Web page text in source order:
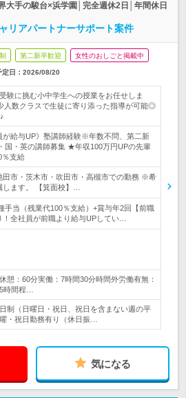
大手の駿台×浜学園│完全週休2日│年間休日
リアパートナーサポート案件
第二新卒歓迎 女性のおしごと掲載中
日： 2026/08/20
験に挑む小中学生への授業をお任せしま
人数クラスで生徒に寄り添った指導が可能◎
が給与UP》塾講師経験※年数不問、第二新
国・英の講師募集 ★年収100万円UPの先輩
％支給
田市・茨木市・吹田市・高槻市での勤務 ※希
ます。 【箕面校】…
手当（残業代100％支給）+賞与年2回【前職
！全社員が前職より給与UPしてい…
憩：60分実働：7時間30分時間外労働有無：
時間程…
制（日曜日・祝日、祝日を含まない週の平
・祝日勤務有り（休日振…
気になる